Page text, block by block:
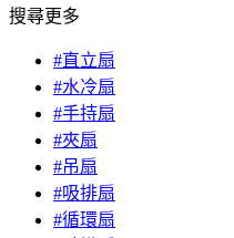
搜尋更多
#直立扇
#水冷扇
#手持扇
#夾扇
#吊扇
#吸排扇
#循環扇